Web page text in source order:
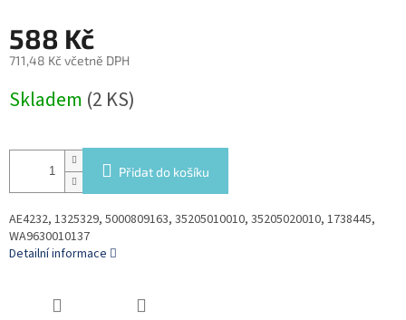
588 Kč
711,48 Kč včetně DPH
cena:
Skladem (2 KS)
Přidat do košíku
AE4232, 1325329, 5000809163, 35205010010, 35205020010, 1738445,
WA9630010137
Detailní informace